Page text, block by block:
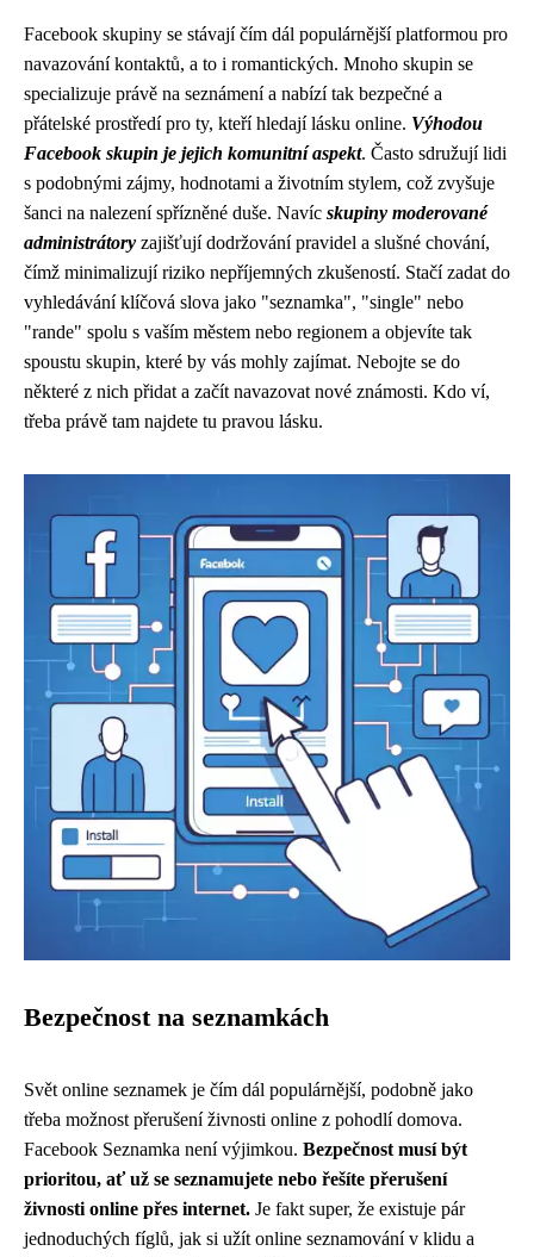
Facebook skupiny se stávají čím dál populárnější platformou pro
navazování kontaktů, a to i romantických. Mnoho skupin se
specializuje právě na seznámení a nabízí tak bezpečné a
přátelské prostředí pro ty, kteří hledají lásku online. Výhodou
Facebook skupin je jejich komunitní aspekt. Často sdružují lidi
s podobnými zájmy, hodnotami a životním stylem, což zvyšuje
šanci na nalezení spřízněné duše. Navíc skupiny moderované
administrátory zajišťují dodržování pravidel a slušné chování,
čímž minimalizují riziko nepříjemných zkušeností. Stačí zadat do
vyhledávání klíčová slova jako "seznamka", "single" nebo
"rande" spolu s vaším městem nebo regionem a objevíte tak
spoustu skupin, které by vás mohly zajímat. Nebojte se do
některé z nich přidat a začít navazovat nové známosti. Kdo ví,
třeba právě tam najdete tu pravou lásku.
Bezpečnost na seznamkách
Svět online seznamek je čím dál populárnější, podobně jako
třeba možnost přerušení živnosti online z pohodlí domova.
Facebook Seznamka není výjimkou. Bezpečnost musí být
prioritou, ať už se seznamujete nebo řešíte přerušení
živnosti online přes internet. Je fakt super, že existuje pár
jednoduchých fíglů, jak si užít online seznamování v klidu a